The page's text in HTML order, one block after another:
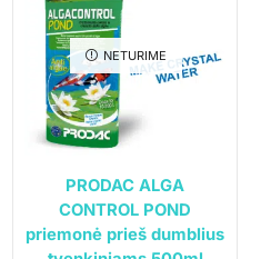
NETURIME
PRODAC ALGA
CONTROL POND
priemonė prieš dumblius
Klientams
Mano paskyra
Siuntos sekimas